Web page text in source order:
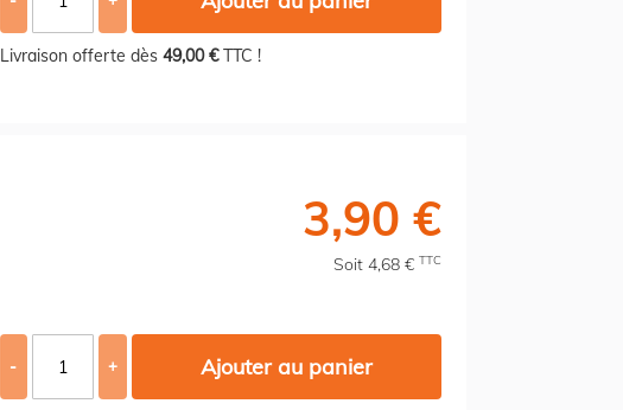
Livraison offerte dès 49,00 €TTC !
3,90 €
Soit 4,68 € TTC
- + Ajouter au panier